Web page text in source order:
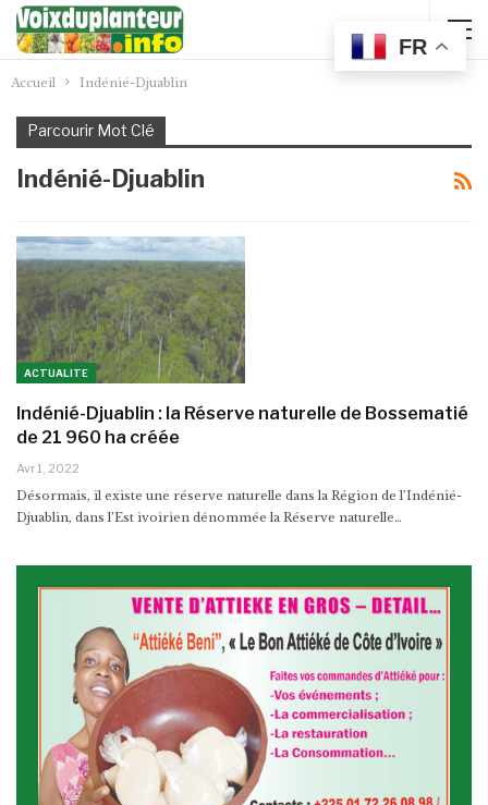
Accueil Indénié-Djuablin
Parcourir Mot Clé
Indénié-Djuablin
ACTUALITE
Indénié-Djuablin : la Réserve naturelle de Bossematié
de 21 960 ha créée
Avr 1, 2022
Désormais, il existe une réserve naturelle dans la Région de l’Indénié-
Djuablin, dans l’Est ivoirien dénommée la Réserve naturelle…
FR